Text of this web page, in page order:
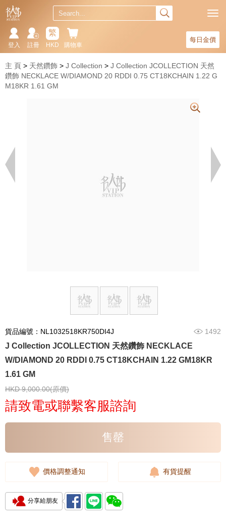
每日金價
購物車
繁
HKD
註冊
登入
主 頁 天然鑽飾 J Collection
J Collection JCOLLECTION 天然
鑽飾 NECKLACE W/DIAMOND 20 RDDI 0.75 CT18KCHAIN 1.22 G
M18KR 1.61 GM
貨品編號：NL1032518KR750DI4J 1492
J Collection JCOLLECTION 天然鑽飾 NECKLACE
W/DIAMOND 20 RDDI 0.75 CT18KCHAIN 1.22 GM18KR
1.61 GM
HKD 9,000.00(原價)
請致電或聯繫客服諮詢
售罄
價格調整通知 有貨提醒
分享給朋友